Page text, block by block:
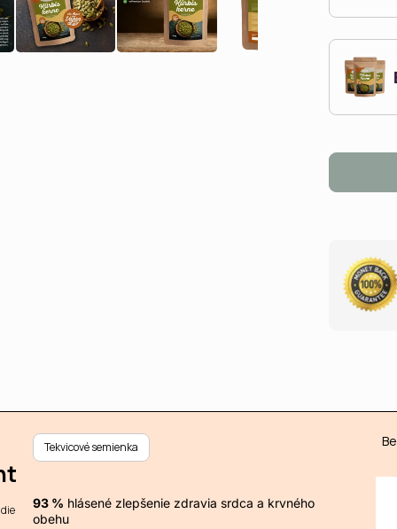
Tekvicové semienka
93 % hlásené zlepšenie zdravia srdca a krvného
obehu